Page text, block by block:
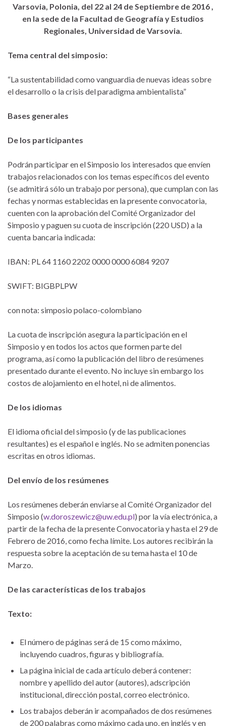
Varsovia, Polonia, del 22 al 24 de Septiembre de 2016 ,
en la sede de la Facultad de Geografía y Estudios
Regionales, Universidad de Varsovia.
Tema central del simposio:
“La sustentabilidad como vanguardia de nuevas ideas sobre
el desarrollo o la crisis del paradigma ambientalista”
Bases generales
De los participantes
Podrán participar en el Simposio los interesados que envíen
trabajos relacionados con los temas específicos del evento
(se admitirá sólo un trabajo por persona), que cumplan con las
fechas y normas establecidas en la presente convocatoria,
cuenten con la aprobación del Comité Organizador del
Simposio y paguen su cuota de inscripción (220 USD) a la
cuenta bancaria indicada:
IBAN: PL 64 1160 2202 0000 0000 6084 9207
SWIFT: BIGBPLPW
con nota: simposio polaco-colombiano
La cuota de inscripción asegura la participación en el
Simposio y en todos los actos que formen parte del
programa, así como la publicación del libro de resúmenes
presentado durante el evento. No incluye sin embargo los
costos de alojamiento en el hotel, ni de alimentos.
De los idiomas
El idioma oficial del simposio (y de las publicaciones
resultantes) es el español e inglés. No se admiten ponencias
escritas en otros idiomas.
Del envío de los resúmenes
Los resúmenes deberán enviarse al Comité Organizador del
Simposio (w.doroszewicz@uw.edu.pl) por la vía electrónica, a
partir de la fecha de la presente Convocatoria y hasta el 29 de
Febrero de 2016, como fecha límite. Los autores recibirán la
respuesta sobre la aceptación de su tema hasta el 10 de
Marzo.
De las características de los trabajos
Texto:
El número de páginas será de 15 como máximo,
incluyendo cuadros, figuras y bibliografía.
La página inicial de cada artículo deberá contener:
nombre y apellido del autor (autores), adscripción
institucional, dirección postal, correo electrónico.
Los trabajos deberán ir acompañados de dos resúmenes
de 200 palabras como máximo cada uno, en inglés y en